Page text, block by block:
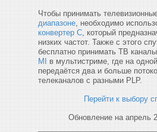
Чтобы принимать
диапазоне, необходимо
конвертер C, который
низких частот. Также с этого
бесплатно принимать ТВ
MI
в мультистриме, где на
передаётся два и больше
телеканалов с разными PLP.
Перейти к выбору
Обновление на апрель